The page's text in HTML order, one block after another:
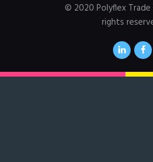
© 2020 Polyflex Trade
rights